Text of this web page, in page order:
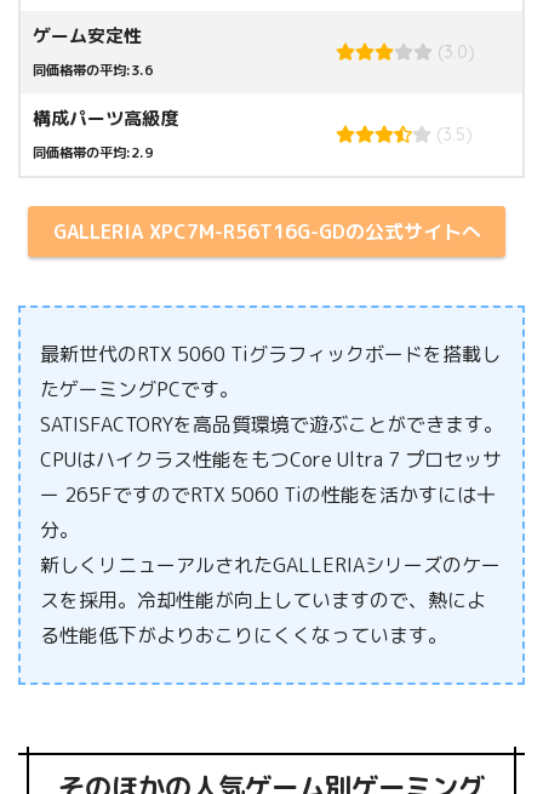
ゲーム安定性
同価格帯の平均:3.6
(3.0)
構成パーツ高級度
同価格帯の平均:2.9
(3.5)
GALLERIA XPC7M-R56T16G-GDの公式サイトへ
最新世代のRTX 5060 Tiグラフィックボードを搭載し
たゲーミングPCです。
SATISFACTORYを高品質環境で遊ぶことができます。
CPUはハイクラス性能をもつCore Ultra 7 プロセッサ
ー 265FですのでRTX 5060 Tiの性能を活かすには十
分。
新しくリニューアルされたGALLERIAシリーズのケー
スを採用。冷却性能が向上していますので、熱によ
る性能低下がよりおこりにくくなっています。